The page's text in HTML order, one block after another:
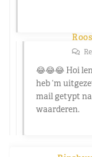
Roos
😂😂😂 Hoi
heb ‘m
mail getypt
waarderen.